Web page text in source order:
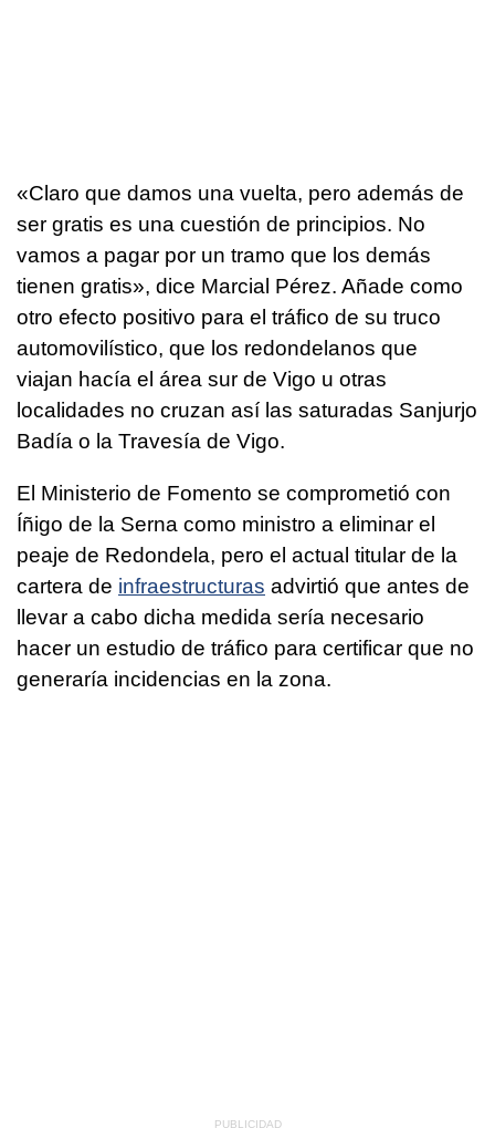
«Claro que damos una vuelta, pero además de
ser gratis es una cuestión de principios. No
vamos a pagar por un tramo que los demás
tienen gratis», dice Marcial Pérez. Añade como
otro efecto positivo para el tráfico de su truco
automovilístico, que los redondelanos que
viajan hacía el área sur de Vigo u otras
localidades no cruzan así las saturadas Sanjurjo
Badía o la Travesía de Vigo.
El Ministerio de Fomento se comprometió con
Íñigo de la Serna como ministro a eliminar el
peaje de Redondela, pero el actual titular de la
cartera de infraestructuras advirtió que antes de
llevar a cabo dicha medida sería necesario
hacer un estudio de tráfico para certificar que no
generaría incidencias en la zona.